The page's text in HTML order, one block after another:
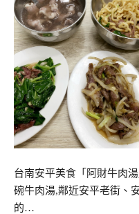
台南安平美食「阿財牛肉
碗牛肉湯,鄰近安平老街、
的…